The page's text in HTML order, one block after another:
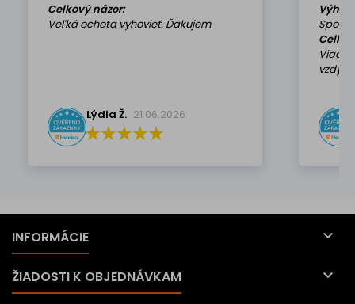
Celkový názor:
Veľká ochota vyhovieť. Ďakujem
Lýdia Ž. 21.06.2026
vzdy k
INFORMÁCIE 
ŽIADOSTI K OBJEDNÁVKAM 